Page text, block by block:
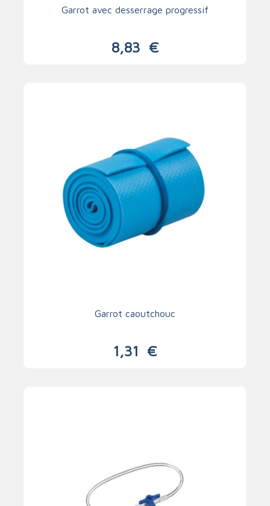
Garrot avec desserrage progressif
8,83 €
Garrot caoutchouc
1,31 €